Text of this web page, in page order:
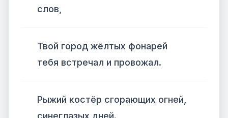
слов,
Твой город жёлтых фонарей
тебя встречал и провожал.
Рыжий костёр сгорающих огней,
синеглазых дней.